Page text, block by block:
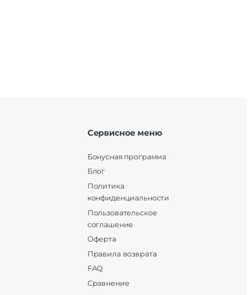
Сервисное меню
Бонусная программа
Блог
Политика
конфиденциальности
Пользовательское
соглашение
Оферта
Правила возврата
FAQ
Сравнение